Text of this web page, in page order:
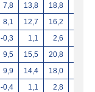
7,8 13,8
18,8
8,1 12,7
16,2
-0,3 1,1
2,6
9,5 15,5
20,8
9,9 14,4
18,0
-0,4 1,1
2,8